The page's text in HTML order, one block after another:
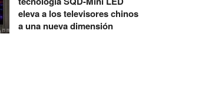
eleva a los televisores chinos
a una nueva dimensión